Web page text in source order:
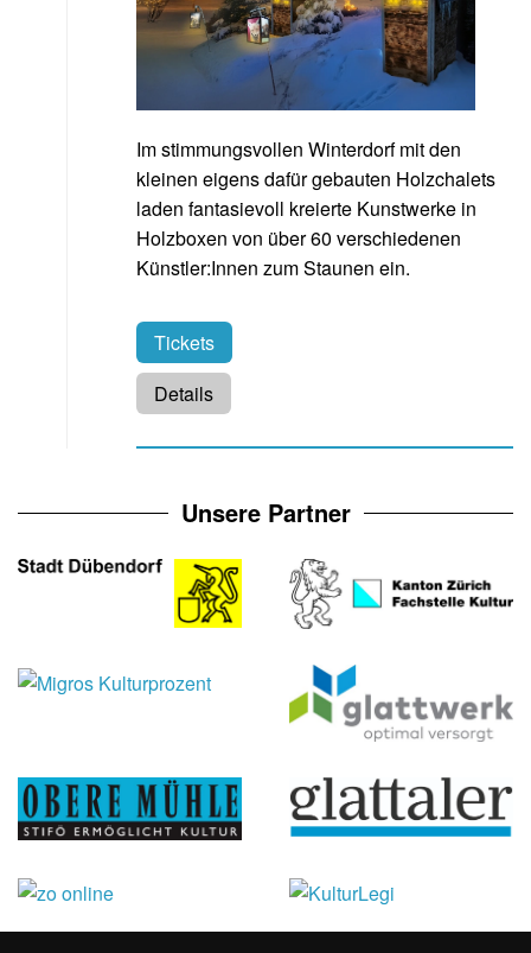
Im stimmungsvollen Winterdorf mit den
kleinen eigens dafür gebauten Holzchalets
laden fantasievoll kreierte Kunstwerke in
Holzboxen von über 60 verschiedenen
Künstler:Innen zum Staunen ein.
Tickets
Details
Unsere Partner